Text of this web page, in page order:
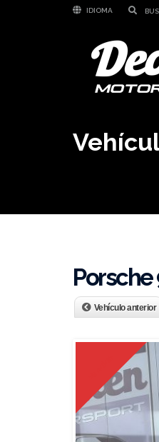
IDIOMA
Porsche
Vehículo anterior
Vendido